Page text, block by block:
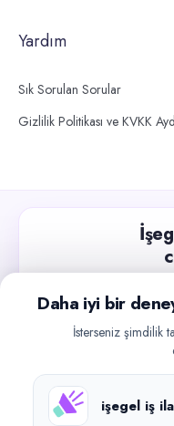
Yardım
Sık Sorulan Sorular
Gizlilik Politikası ve KVKK
Güncel iş
Daha iyi bir
İsterseniz şimdilik
işegel iş